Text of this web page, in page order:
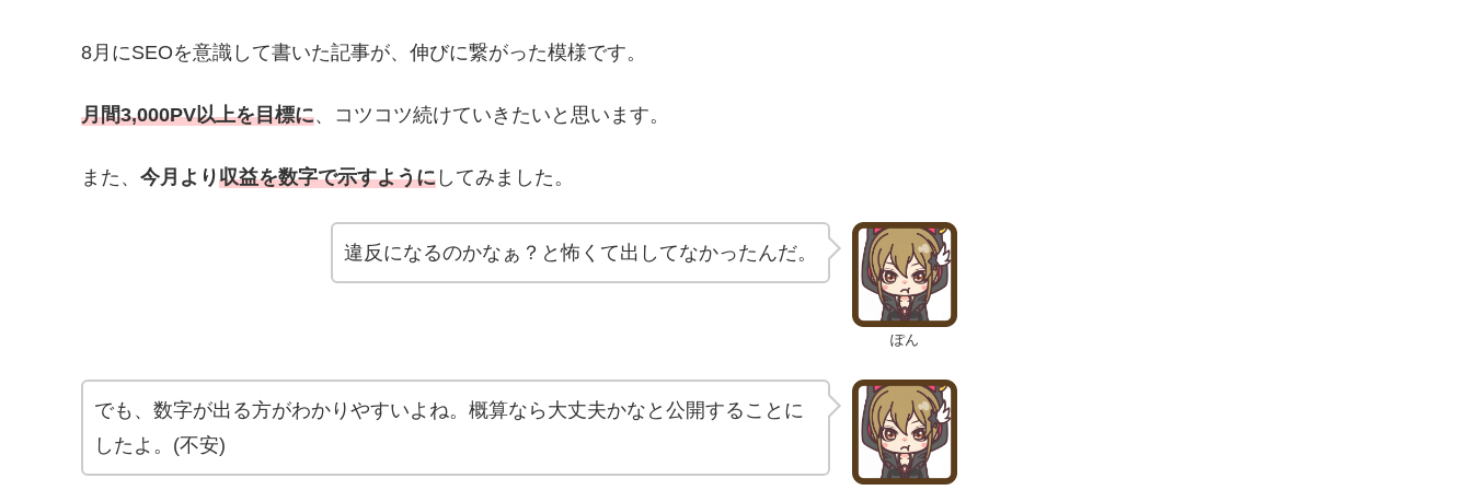
8月にSEOを意識して書いた記事が、伸びに繋がった模様です。
月間3,000PV以上を目標に、コツコツ続けていきたいと思います。
また、 今月より収益を数字で示すように してみました。
ぽん
違反になるのかなぁ？と怖くて出してなかったんだ。
でも、数字が出る方がわかりやすいよね。概算なら大丈夫かなと公開することに
したよ。(不安)